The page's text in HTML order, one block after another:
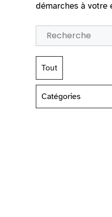
démarches à votre
Tout
Catégories